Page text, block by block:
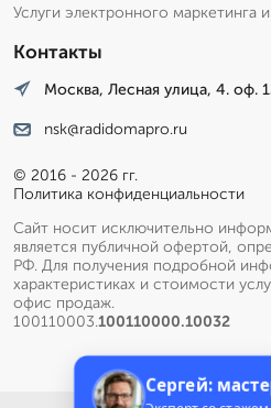
Услуги электронного маркетинга
Контакты
Москва, Лесная улица, 4. оф.
nsk@radidomapro.ru
© 2016 - 2026 гг.
Политика конфиденциальности
Сайт носит исключительно
является публичной офертой,
РФ. Для получения подробной
характеристиках и стоимости
офис продаж.
100110003.100110000.10032
Сергей: